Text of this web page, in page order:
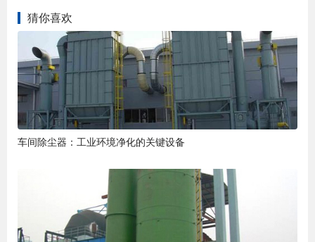
猜你喜欢
车间除尘器：工业环境净化的关键设备